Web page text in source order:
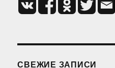
СВЕЖИЕ ЗАПИСИ